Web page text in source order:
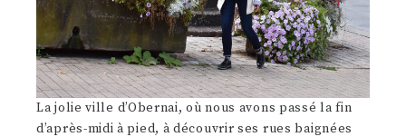
La jolie ville d’Obernai, où nous avons passé la fin
d’après-midi à pied, à découvrir ses rues baignées